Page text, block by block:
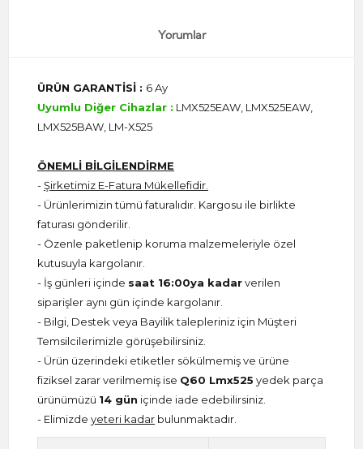
Yorumlar
ÜRÜN GARANTİSİ : 6 Ay
Uyumlu Diğer Cihazlar : LMX525EAW, LMX525EAW,
LMX525BAW, LM-X525
ÖNEMLİ BİLGİLENDİRME
-Şirketimiz E-Fatura Mükellefidir.
- Ürünlerimizin tümü faturalıdır. Kargosu ile birlikte
faturası gönderilir.
- Özenle paketlenip koruma malzemeleriyle özel
kutusuyla kargolanır.
- İş günleri içinde saat 16:00ya kadarverilen
siparişler aynı gün içinde kargolanır.
- Bilgi, Destek veya Bayilik talepleriniz için Müşteri
Temsilcilerimizle görüşebilirsiniz.
- Ürün üzerindeki etiketler sökülmemiş ve ürüne
fiziksel zarar verilmemiş ise Q60 Lmx525 yedek parça
ürünümüzü 14 gün içinde iade edebilirsiniz.
- Elimizde yeteri kadar bulunmaktadır.